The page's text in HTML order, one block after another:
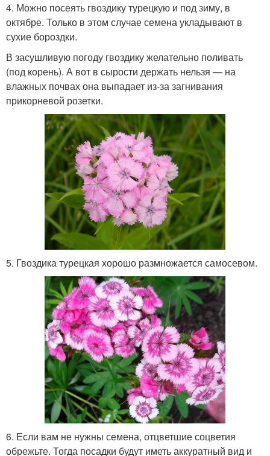
4. Можно посеять гвоздику турецкую и под зиму, в
октябре. Только в этом случае семена укладывают в
сухие бороздки.
В засушливую погоду гвоздику желательно поливать
(под корень). А вот в сырости держать нельзя — на
влажных почвах она выпадает из-за загнивания
прикорневой розетки.
5. Гвоздика турецкая хорошо размножается самосевом.
6. Если вам не нужны семена, отцветшие соцветия
обрежьте. Тогда посадки будут иметь аккуратный вид и